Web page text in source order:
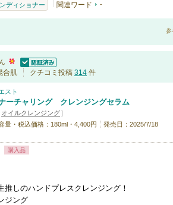
ディショナー 関連ワード -
参
認証済
合肌 クチコミ投稿 314 件
スト
ーチャリング クレンジングセラム
オイルクレンジング]
量・税込価格：180ml・4,400円
発売日：2025/7/18
購入品
推しのハンドプレスクレンジング！
ジング